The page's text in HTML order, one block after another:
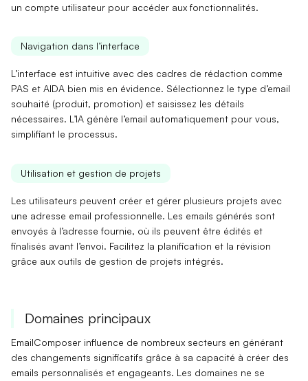
un compte utilisateur pour accéder aux fonctionnalités.
Navigation dans l’interface
L’interface est intuitive avec des cadres de rédaction comme
PAS etAIDA bien mis en évidence. Sélectionnez le type d’email
souhaité (produit, promotion) et saisissez les détails
nécessaires. L’IA génère l’email automatiquement pour vous,
simplifiant le processus.
Utilisation et gestion de projets
Les utilisateurs peuvent créer et gérer plusieurs projets avec
une adresse email professionnelle. Les emails générés sont
envoyés à l’adresse fournie, où ils peuvent être édités et
finalisés avant l’envoi. Facilitez la planification et la révision
grâce aux outils de gestion de projets intégrés.
Domaines principaux
EmailComposer influence de nombreux secteurs en générant
des changements significatifs grâce à sa capacité à créer des
emails personnalisés et engageants. Les domaines ne se